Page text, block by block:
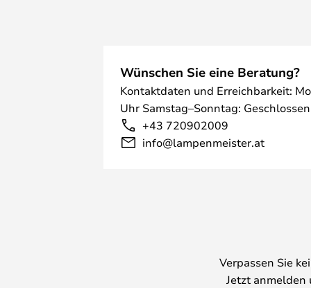
Wünschen Sie eine Beratung?
Kontaktdaten und Erreichbarkeit:
Uhr Samstag–Sonntag: Geschlossen
+43 720902009
info@lampenmeister.at
Verpassen Sie
Jetzt anmelden